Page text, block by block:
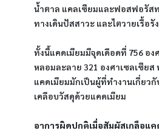
น้ำตาล แคลเซียมและฟอสฟอรัส
ทางเดินปัสสาวะ และไตวายเรื้อรัง
ทั้งนี้แคดเมียมมีจุดเดือดที่ 756 อง
หลอมละลาย 321 องศาเซลเซียส
แคดเมียมมักเป็นผู้ที่ทำงานเกี่ยว
เคลือบวัสดุด้วยแคดเมียม
อาการผิดปกติเมื่อสัมผัสเกลือแค